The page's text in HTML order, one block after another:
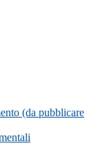
(da pubblicare